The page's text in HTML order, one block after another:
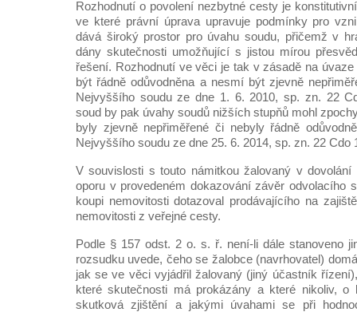
Rozhodnutí o povolení nezbytné cesty je
ve které právní úprava upravuje podmínky pro
dává široký prostor pro úvahu soudu, přičemž v
dány skutečnosti umožňující s jistou mírou
řešení. Rozhodnutí ve věci je tak v zásadě na
být řádně odůvodněna a nesmí být zjevně
Nejvyššího soudu ze dne 1. 6. 2010, sp. zn. 22
soud by pak úvahy soudů nižších stupňů mohl
byly zjevně nepřiměřené či nebyly řádně
Nejvyššího soudu ze dne 25. 6. 2014, sp. zn. 22 Cdo
V souvislosti s touto námitkou žalovaný v
oporu v provedeném dokazování závěr odvolacího
koupi nemovitosti dotazoval prodávajícího na
nemovitosti z veřejné cesty.
Podle § 157 odst. 2 o. s. ř. není-li dále stanoveno
rozsudku uvede, čeho se žalobce (navrhovatel)
jak se ve věci vyjádřil žalovaný (jiný účastník
které skutečnosti má prokázány a které nikoliv, o
skutková zjištění a jakými úvahami se při